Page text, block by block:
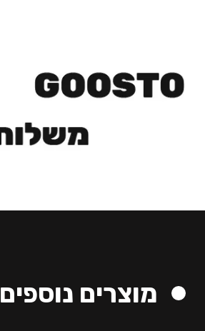
מוצרים נוספים